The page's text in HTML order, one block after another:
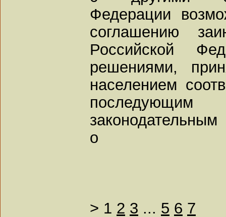
Федерации
соглашению
Российской
решениями,
населением
о
> 1 2 3 ... 5 6 7